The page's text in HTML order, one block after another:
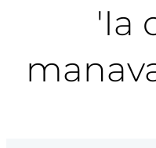
'Ia